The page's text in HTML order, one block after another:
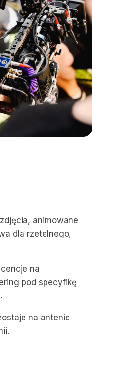
animowane
dla rzetelnego,
na
pod specyfikę
.
na antenie